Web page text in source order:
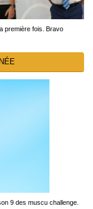
première fois. Bravo
9 des muscu challenge.